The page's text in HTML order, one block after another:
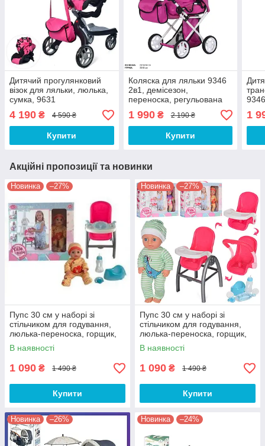
Дитячий прогулянковий
візок для ляльки, люлька,
сумка, 9631
4 190 ₴ 4 590 ₴
Купити
Коляска для ляльки 9346
2в1, демісезон,
переноска, регульована
ручка
1 990₴ 2 190 ₴
Купити
63
1
Акційні пропозиції та новинки
Новинка –27%
Пупс 30 см у наборі зі
стільчиком для годування,
люлька-переноска, горщик,
пляшечка
В наявності
1 090 ₴ 1 490 ₴
Купити
Новинка –27%
Пупс 30 см у наборі зі
стільчиком для годування,
люлька-переноска, горщик,
пляшечка
В наявності
1 090 ₴ 1 490 ₴
Купити
Новинка –26% Новинка –24%